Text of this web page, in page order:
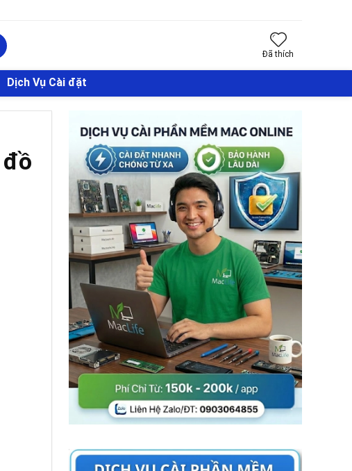
Đã thích
Dịch Vụ Cài đặt